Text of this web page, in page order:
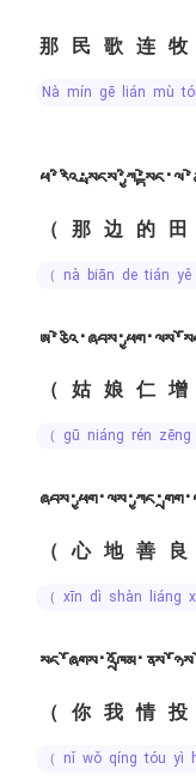
那民歌连
nà mín gē lián mù
（那边的
（ nà biān de tián
（姑娘仁
（ gū niáng rén
（心地善
（ xīn dì shàn liáng
（你我情
（ nǐ wǒ qíng tóu yì